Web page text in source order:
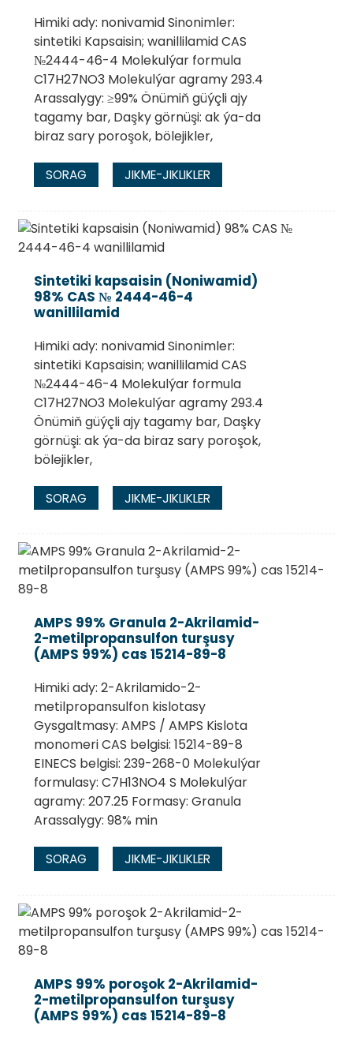
Himiki ady: nonivamid Sinonimler:
sintetiki Kapsaisin; wanillilamid CAS
№2444-46-4 Molekulýar formula
C17H27NO3 Molekulýar agramy 293.4
Arassalygy: ≥99% Önümiň güýçli ajy
tagamy bar, Daşky görnüşi: ak ýa-da
biraz sary poroşok, bölejikler,
SORAG JIKME-JIKLIKLER
Sintetiki kapsaisin (Noniwamid)
98% CAS № 2444-46-4
wanillilamid
Himiki ady: nonivamid Sinonimler:
sintetiki Kapsaisin; wanillilamid CAS
№2444-46-4 Molekulýar formula
C17H27NO3 Molekulýar agramy 293.4
Önümiň güýçli ajy tagamy bar, Daşky
görnüşi: ak ýa-da biraz sary poroşok,
bölejikler,
SORAG JIKME-JIKLIKLER
AMPS 99% Granula 2-Akrilamid-
2-metilpropansulfon turşusy
(AMPS 99%) cas 15214-89-8
Himiki ady: 2-Akrilamido-2-
metilpropansulfon kislotasy
Gysgaltmasy: AMPS / AMPS Kislota
monomeri CAS belgisi: 15214-89-8
EINECS belgisi: 239-268-0 Molekulýar
formulasy: C7H13NO4 S Molekulýar
agramy: 207.25 Formasy: Granula
Arassalygy: 98% min
SORAG JIKME-JIKLIKLER
AMPS 99% poroşok 2-Akrilamid-
2-metilpropansulfon turşusy
(AMPS 99%) cas 15214-89-8